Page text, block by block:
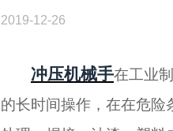
2019-12-26
冲压机械手在工业
的长时间操作，在在危险